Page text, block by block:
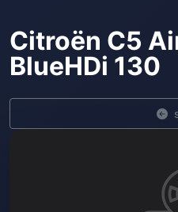
Citroën C5
BlueHDi 130